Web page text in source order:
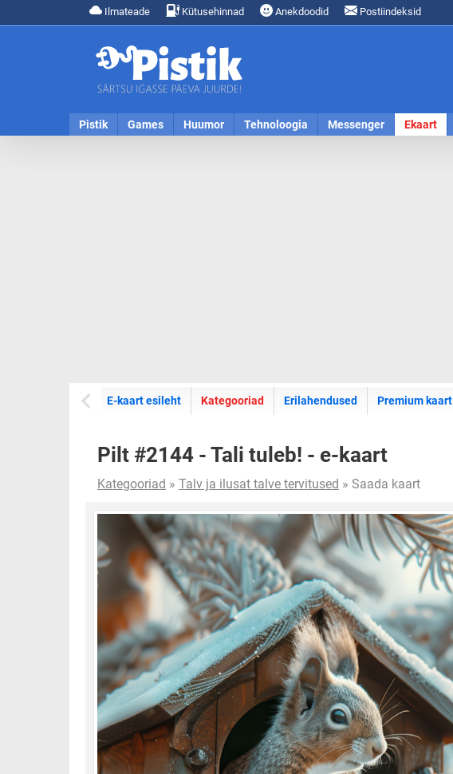
Ilmateade Kütusehinnad Anekdoodid Postiindeksid
Pistik Games Huumor Tehnoloogia Messenger Ekaart
E-kaart esileht E-kaartide
Kategooriad Erilahendused Premium kaart
Pilt #2144 - Tali tuleb! - e-kaart
Kategooriad » Talv ja ilusat talve tervitused » Saada kaart